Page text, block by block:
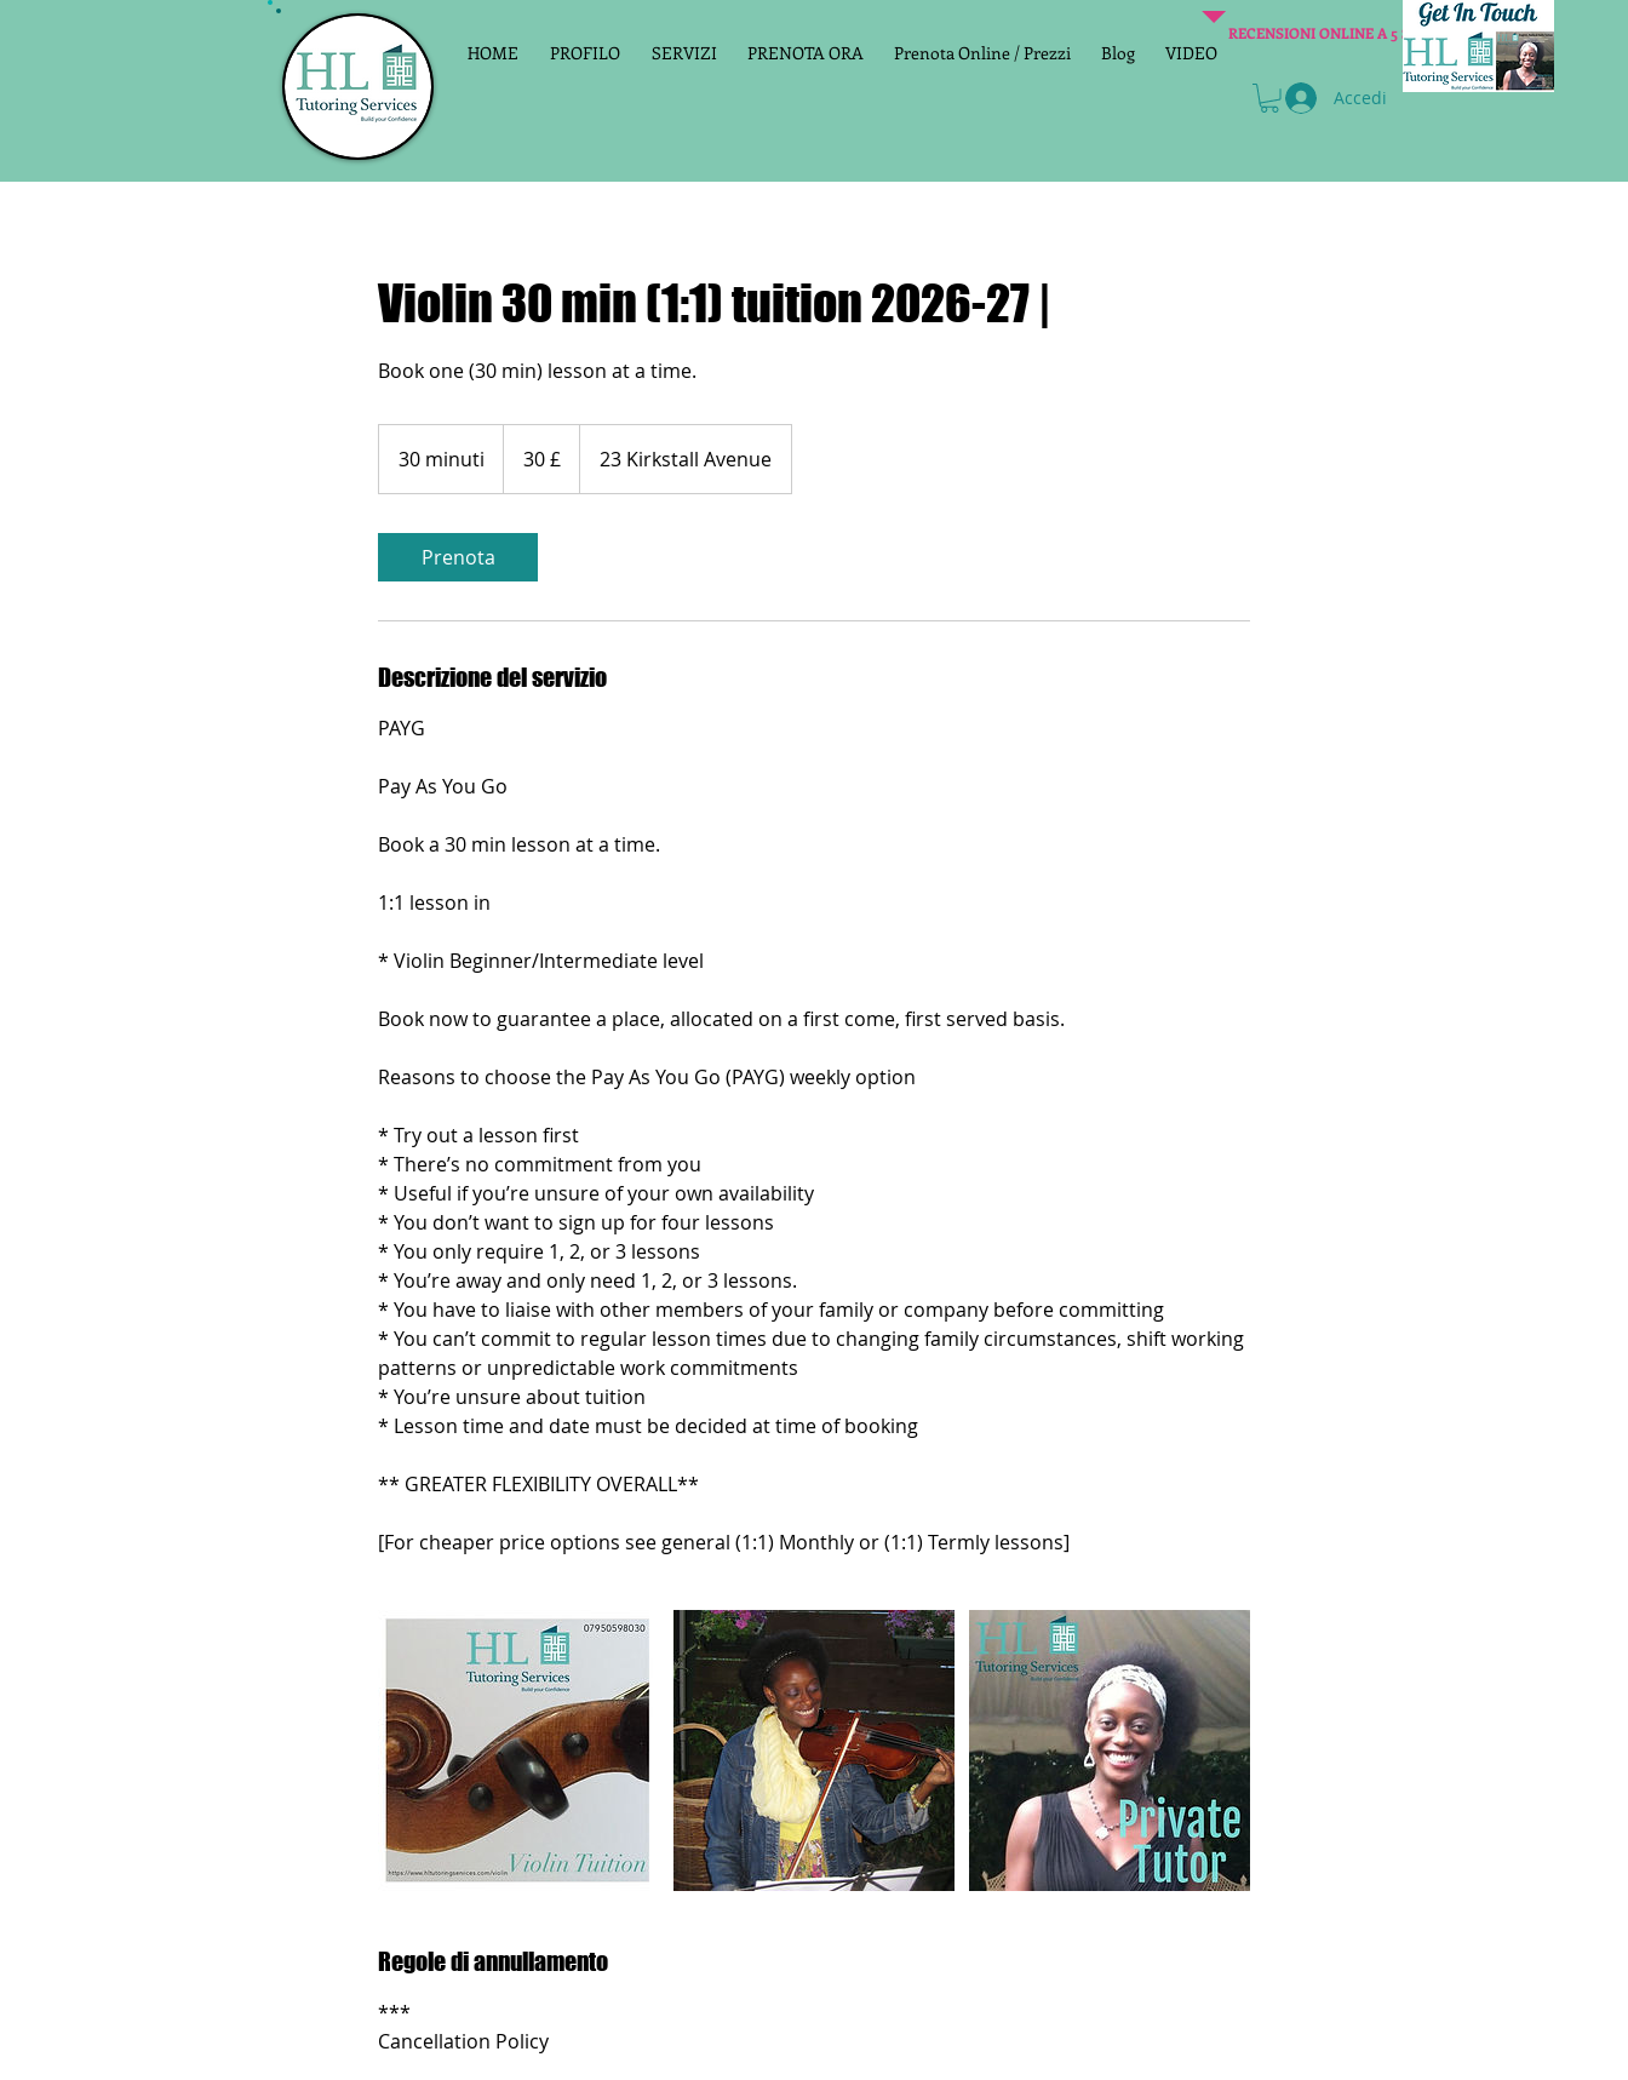
HOME PROFILO SERVIZI PRENOTA ORA Prenota Online / Prezzi Blog VIDEO
RECENSIONI ONLINE A 5 STELLE
Accedi
Violin 30 min (1:1) tuition 2026-27 |
30 minuti
0
n
britanniche
30 £ 23 Kirkstall Avenue
Prenota
Descrizione del servizio
PAYG
Pay As You Go
Book a 30 min lesson at a time.
1:1 lesson in
* Violin Beginner/Intermediate level
Book now to guarantee a place, allocated on a first come, first served basis.
Reasons to choose the Pay As You Go (PAYG) weekly option
* Try out a lesson first
* There’s no commitment from you
* Useful if you’re unsure of your own availability
* You don’t want to sign up for four lessons
* You only require 1, 2, or 3 lessons
* You’re away and only need 1, 2, or 3 lessons.
* You have to liaise with other members of your family or company before committing
* You can’t commit to regular lesson times due to changing family circumstances, shift working
patterns or unpredictable work commitments
* You’re unsure about tuition
* Lesson time and date must be decided at time of booking
** GREATER FLEXIBILITY OVERALL**
[For cheaper price options see general (1:1) Monthly or (1:1) Termly lessons]
Regole di annullamento
***
Cancellation Policy